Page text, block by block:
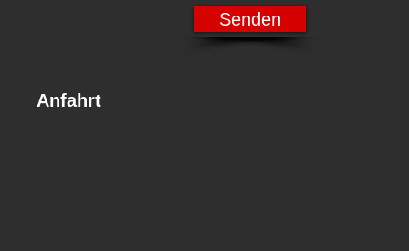
Senden
Anfahrt